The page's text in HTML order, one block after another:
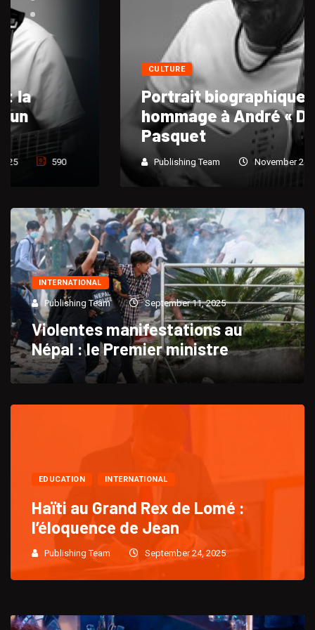
CULTURE
Portrait biographique et
hommage à André « Dadou »
Pasquet
Publishing Team November 24, 2025 766
INTERNATIONAL
Publishing Team September 11, 2025
Violentes manifestations au
Népal : le Premier ministre
EDUCATION INTERNATIONAL
Haïti au Grand Rex de Lomé :
l’éloquence de Jean
Publishing Team September 24, 2025